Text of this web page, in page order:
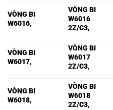
VÒNG BI
W6016,
VÒNG BI
W6016
2Z/C3,
VÒNG BI
W6017,
VÒNG BI
W6017
2Z/C3,
VÒNG BI
W6018,
VÒNG BI
W6018
2Z/C3,